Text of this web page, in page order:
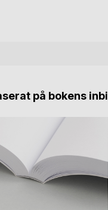
på bokens